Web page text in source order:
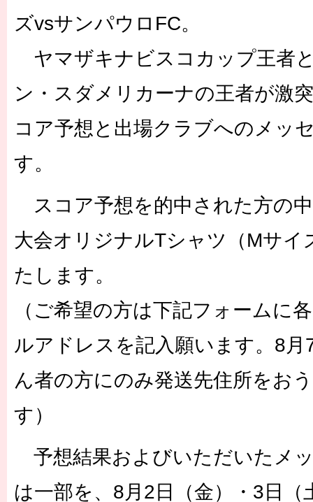
ズvsサンパウロFC。
ヤマザキナビスコカップ王者
ン・スダメリカーナの王者が激
コア予想と出場クラブへのメッ
す。
スコア予想を的中された方の
大会オリジナルTシャツ（Mサイ
たします。
（ご希望の方は下記フォームに
ルアドレスを記入願います。8月
ん者の方にのみ発送先住所をお
す）
予想結果およびいただいたメ
は一部を、8月2日（金）・3日（